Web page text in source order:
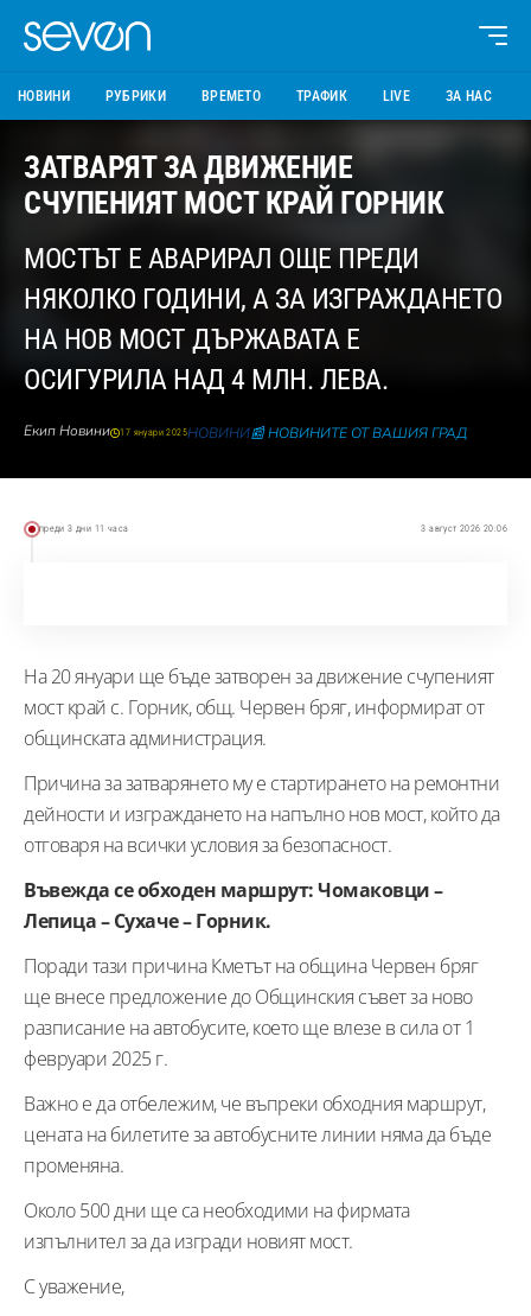
НОВИНИ РУБРИКИ ВРЕМЕТО ТРАФИК LIVE ЗА НАС
ЗАТВАРЯТ ЗА ДВИЖЕНИЕ
СЧУПЕНИЯТ МОСТ КРАЙ ГОРНИК
МОСТЪТ Е АВАРИРАЛ ОЩЕ ПРЕДИ
НЯКОЛКО ГОДИНИ, А ЗА ИЗГРАЖДАНЕТО
НА НОВ МОСТ ДЪРЖАВАТА Е
ОСИГУРИЛА НАД 4 МЛН. ЛЕВА.
Екип Новини 17 януари 2025НОВИНИ📰 НОВИНИТЕ ОТ ВАШИЯ ГРАД
преди 3 дни 11 часа 3 август 2026 20:06
На 20 януари ще бъде затворен за движение счупеният
мост край с. Горник, общ. Червен бряг, информират от
общинската администрация.
Причина за затварянето му е стартирането на ремонтни
дейности и изграждането на напълно нов мост, който да
отговаря на всички условия за безопасност.
Въвежда се обходен маршрут: Чомаковци –
Лепица – Сухаче – Горник.
Поради тази причина Кметът на община Червен бряг
ще внесе предложение до Общинския съвет за ново
разписание на автобусите, което ще влезе в сила от 1
февруари 2025 г.
Важно е да отбележим, че въпреки обходния маршрут,
цената на билетите за автобусните линии няма да бъде
променяна.
Около 500 дни ще са необходими на фирмата
изпълнител за да изгради новият мост.
С уважение,